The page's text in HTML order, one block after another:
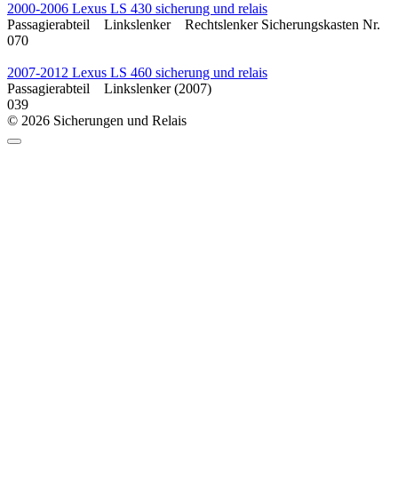
2000-2006 Lexus LS 430 sicherung und relais
Passagierabteil Linkslenker Rechtslenker Sicherungskasten Nr.
070
2007-2012 Lexus LS 460 sicherung und relais
Passagierabteil Linkslenker (2007)
039
© 2026 Sicherungen und Relais